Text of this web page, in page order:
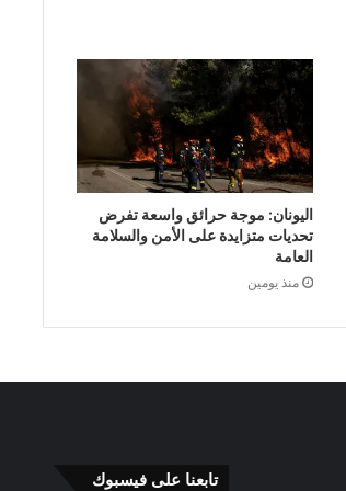
اليونان: موجة حرائق واسعة تفرض
تحديات متزايدة على الأمن والسلامة
العامة
منذ يومين
تابعنا على فيسبوك